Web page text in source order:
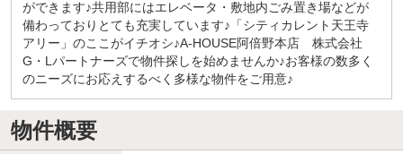
ができます♪共用部にはエレベータ・敷地内ごみ置き場などが
備わっておりとても充実しています♪「シティカレント天王寺
アリー」のここがイチオシ♪A-HOUSE阿倍野本店 株式会社
G・Lパートナーズで物件探しを始めませんか♪お客様の数多く
のニーズにお応えするべく多様な物件をご用意♪
物件概要